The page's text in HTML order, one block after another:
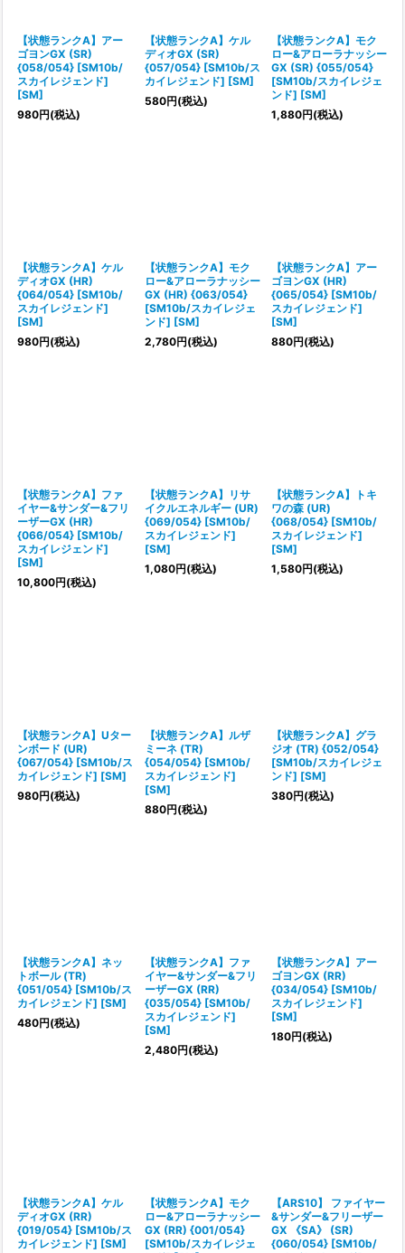
【状態ランクA】アー
ゴヨンGX (SR)
{058/054} [SM10b/
スカイレジェンド]
[SM]
980円(税込)
【状態ランクA】ケル
ディオGX (SR)
{057/054} [SM10b/ス
カイレジェンド] [SM]
580円(税込)
【状態ランクA】モク
ロー&アローラナッシー
GX (SR) {055/054}
[SM10b/スカイレジェ
ンド] [SM]
1,880円(税込)
【状態ランクA】ケル
ディオGX (HR)
{064/054} [SM10b/
スカイレジェンド]
[SM]
980円(税込)
【状態ランクA】モク
ロー&アローラナッシー
GX (HR) {063/054}
[SM10b/スカイレジェ
ンド] [SM]
2,780円(税込)
【状態ランクA】アー
ゴヨンGX (HR)
{065/054} [SM10b/
スカイレジェンド]
[SM]
880円(税込)
【状態ランクA】ファ
イヤー&サンダー&フリ
ーザーGX (HR)
{066/054} [SM10b/
スカイレジェンド]
[SM]
10,800円(税込)
【状態ランクA】リサ
イクルエネルギー (UR)
{069/054} [SM10b/
スカイレジェンド]
[SM]
1,080円(税込)
【状態ランクA】トキ
ワの森 (UR)
{068/054} [SM10b/
スカイレジェンド]
[SM]
1,580円(税込)
【状態ランクA】Uター
ンボード (UR)
{067/054} [SM10b/ス
カイレジェンド] [SM]
980円(税込)
【状態ランクA】ルザ
ミーネ (TR)
{054/054} [SM10b/
スカイレジェンド]
[SM]
880円(税込)
【状態ランクA】グラ
ジオ (TR) {052/054}
[SM10b/スカイレジェ
ンド] [SM]
380円(税込)
【状態ランクA】ネッ
トボール (TR)
{051/054} [SM10b/ス
カイレジェンド] [SM]
480円(税込)
【状態ランクA】ファ
イヤー&サンダー&フリ
ーザーGX (RR)
{035/054} [SM10b/
スカイレジェンド]
[SM]
2,480円(税込)
【状態ランクA】アー
ゴヨンGX (RR)
{034/054} [SM10b/
スカイレジェンド]
[SM]
180円(税込)
【状態ランクA】ケル
ディオGX (RR)
{019/054} [SM10b/ス
カイレジェンド] [SM]
【状態ランクA】モク
ロー&アローラナッシー
GX (RR) {001/054}
[SM10b/スカイレジェ
【ARS10】 ファイヤー
&サンダー&フリーザー
GX 《SA》 (SR)
{060/054} [SM10b/